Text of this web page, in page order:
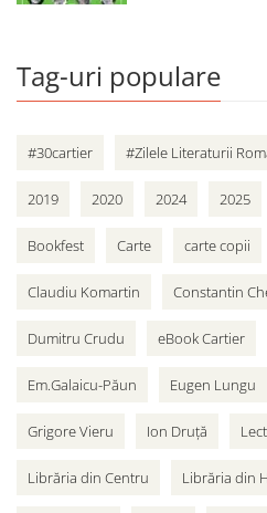
Tag-uri populare
#30cartier #Zilele Literaturii
2019 2020 2024 2025
Bookfest Carte carte copii
Claudiu Komartin Constantin
Dumitru Crudu eBook Cartier
Em.Galaicu-Păun Eugen Lungu
Grigore Vieru Ion Druță
Librăria din Centru Librăria din